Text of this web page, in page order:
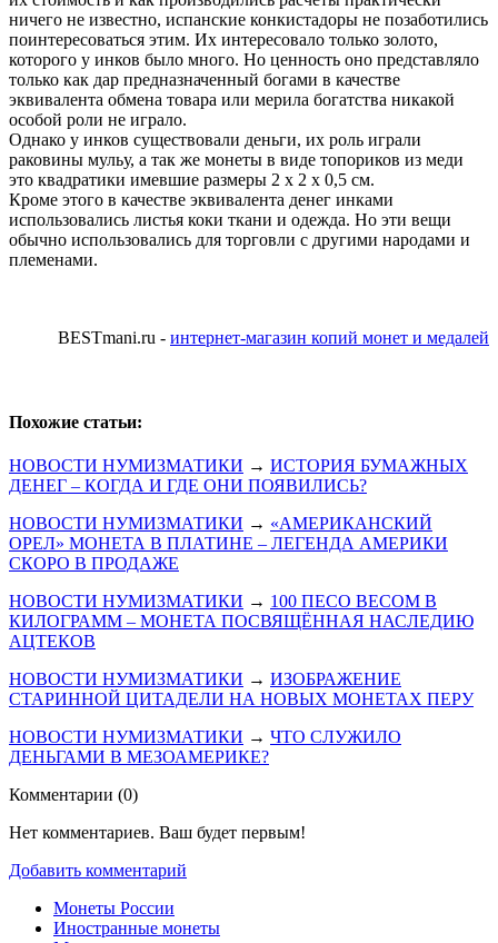
ничего не известно, испанские конкистадоры не позаботились
поинтересоваться этим. Их интересовало только золото,
которого у инков было много. Но ценность оно представляло
только как дар предназначенный богами в качестве
эквивалента обмена товара или мерила богатства никакой
особой роли не играло.
Однако у инков существовали деньги, их роль играли
раковины мульу, а так же монеты в виде топориков из меди
это квадратики имевшие размеры 2 х 2 х 0,5 см.
Кроме этого в качестве эквивалента денег инками
использовались листья коки ткани и одежда. Но эти вещи
обычно использовались для торговли с другими народами и
племенами.
BESTmani.ru - интернет-магазин копий монет и медалей
Похожие статьи:
НОВОСТИ НУМИЗМАТИКИ → ИСТОРИЯ БУМАЖНЫХ
ДЕНЕГ – КОГДА И ГДЕ ОНИ ПОЯВИЛИСЬ?
НОВОСТИ НУМИЗМАТИКИ → «АМЕРИКАНСКИЙ
ОРЕЛ» МОНЕТА В ПЛАТИНЕ – ЛЕГЕНДА АМЕРИКИ
СКОРО В ПРОДАЖЕ
НОВОСТИ НУМИЗМАТИКИ → 100 ПЕСО ВЕСОМ В
КИЛОГРАММ – МОНЕТА ПОСВЯЩЁННАЯ НАСЛЕДИЮ
АЦТЕКОВ
НОВОСТИ НУМИЗМАТИКИ → ИЗОБРАЖЕНИЕ
СТАРИННОЙ ЦИТАДЕЛИ НА НОВЫХ МОНЕТАХ ПЕРУ
НОВОСТИ НУМИЗМАТИКИ → ЧТО СЛУЖИЛО
ДЕНЬГАМИ В МЕЗОАМЕРИКЕ?
Комментарии (0)
Нет комментариев. Ваш будет первым!
Добавить комментарий
Монеты России
Иностранные монеты